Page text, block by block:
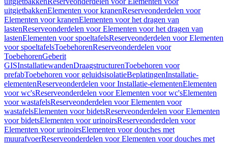
uitgietbakkenElementen voor kranenReserveonderdelen voor
Elementen voor kranenElementen voor het dragen van
lastenReserveonderdelen voor Elementen voor het dragen van
lastenElementen voor spoeltafelsReserveonderdelen voor Elementen
voor spoeltafelsToebehorenReserveonderdelen voor
ToebehorenGeberit
GISInstallatiewandenDraagstructurenToebehoren voor
prefabToebehoren voor geluidsisolatieBeplatingenInstallatie-
elementenReserveonderdelen voor Installatie-elementenElementen
voor wc'sReserveonderdelen voor Elementen voor wc'sElementen
voor wastafelsReserveonderdelen voor Elementen voor
wastafelsElementen voor bidetsReserveonderdelen voor Elementen
voor bidetsElementen voor urinoirsReserveonderdelen voor
Elementen voor urinoirsElementen voor douches met
muurafvoerReserveonderdelen voor Elementen voor douches met